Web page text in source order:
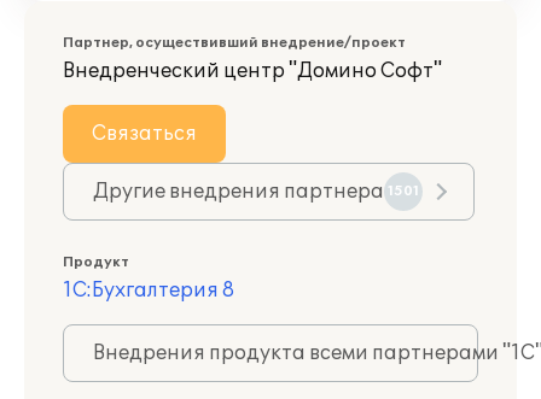
Партнер, осуществивший внедрение/проект
Внедренческий центр "Домино Софт"
Связаться
Другие внедрения партнера 1501
Продукт
1С:Бухгалтерия 8
Внедрения продукта всеми партнерами